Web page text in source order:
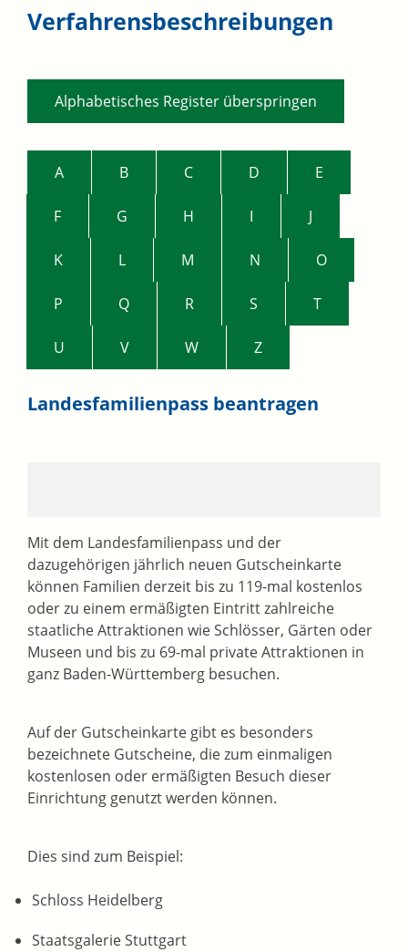
Verfahrensbeschreibungen
Alphabetisches Register überspringen
A B C D E
F G H I J
K L M N O
P Q R S T
U V W Z
Landesfamilienpass beantragen
Mit dem Landesfamilienpass und der
dazugehörigen jährlich neuen Gutscheinkarte
können Familien derzeit bis zu 119-mal kostenlos
oder zu einem ermäßigten Eintritt zahlreiche
staatliche Attraktionen wie Schlösser, Gärten oder
Museen und bis zu 69-mal private Attraktionen in
ganz Baden-Württemberg besuchen.
Auf der Gutscheinkarte gibt es besonders
bezeichnete Gutscheine, die zum einmaligen
kostenlosen oder ermäßigten Besuch dieser
Einrichtung genutzt werden können.
Dies sind zum Beispiel:
Schloss Heidelberg
Staatsgalerie Stuttgart